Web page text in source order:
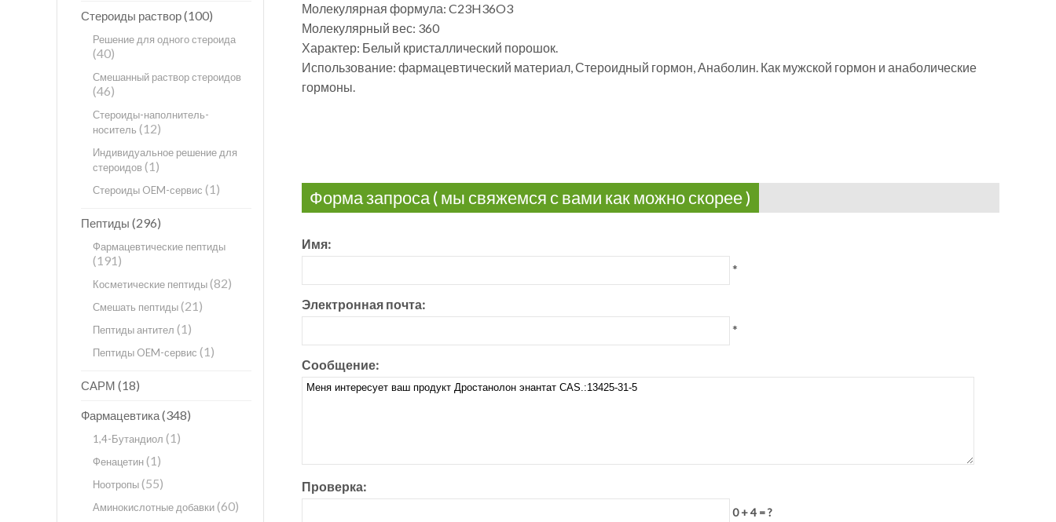
Молекулярная формула: C23H36O3
Молекулярный вес: 360
Характер: Белый кристаллический порошок.
Использование: фармацевтический материал, Стероидный гормон, Анаболин. Как мужской гормон и анаболические
гормоны.
Форма запроса ( мы свяжемся с вами как можно скорее )
Имя:
*
Электронная почта:
*
Сообщение:
Проверка:
0 + 4 = ?
Стероиды раствор(100)
Решение для одного стероида
(40)
Смешанный раствор стероидов
(46)
Стероиды-наполнитель-
носитель (12)
Индивидуальное решение для
стероидов (1)
Стероиды OEM-сервис (1)
Пептиды (296)
Фармацевтические пептиды
(191)
Косметические пептиды(82)
Смешать пептиды(21)
Пептиды антител (1)
Пептиды OEM-сервис (1)
САРМ (18)
Фармацевтика(348)
1,4-Бутандиол (1)
Фенацетин(1)
Ноотропы(55)
Аминокислотные добавки(60)